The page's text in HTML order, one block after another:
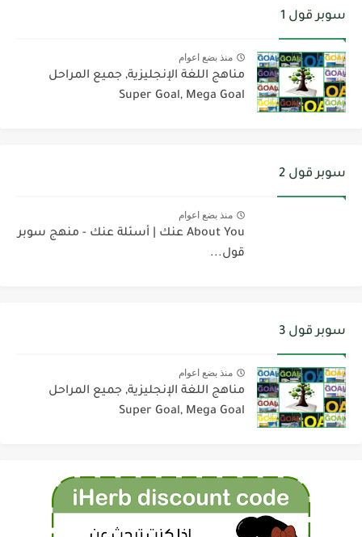
سوبر قول 1
منذ بضع اعوام
مناهج اللغة الإنجليزية, جميع المراحل
Super Goal, Mega Goal
سوبر قول 2
منذ بضع اعوام
About You عنك | أسئلة عنك - منهج سوبر
قول...
سوبر قول 3
منذ بضع اعوام
مناهج اللغة الإنجليزية, جميع المراحل
Super Goal, Mega Goal